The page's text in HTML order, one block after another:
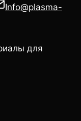
Info@plasma-
для